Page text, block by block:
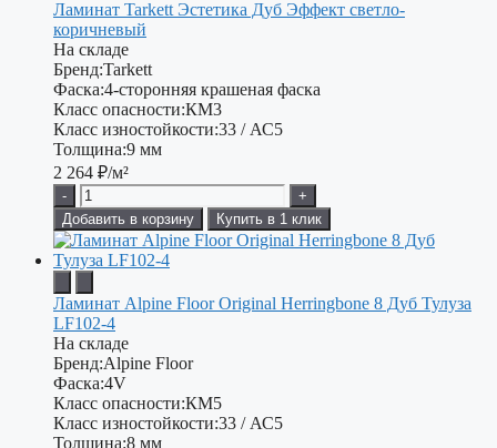
Ламинат Tarkett Эстетика Дуб Эффект светло-
коричневый
На складе
Бренд:Tarkett
Фаска:4-сторонняя крашеная фаска
Класс опасности:КМ3
Класс изностойкости:33 / АС5
Толщина:9 мм
2 264 ₽/м²
-
+
Добавить в корзину
Купить в 1 клик
Ламинат Alpine Floor Original Herringbone 8 Дуб Тулуза
LF102-4
На складе
Бренд:Alpine Floor
Фаска:4V
Класс опасности:КМ5
Класс изностойкости:33 / АС5
Толщина:8 мм